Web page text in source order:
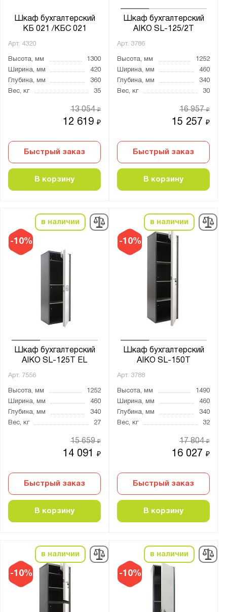
Шкаф бухгалтерский
КБ 021 /КБС 021
Арт. 4320
Высота, мм
1300
Ширина, мм
420
Глубина, мм
360
Вес, кг
35
12 619₽
13 054₽
Быстрый заказ
В корзину
Шкаф бухгалтерский
AIKO SL-125/2Т
Арт. 3786
Высота, мм
1252
Ширина, мм
460
Глубина, мм
340
Вес, кг
30
15 257₽
16 957₽
Быстрый заказ
В корзину
-10%
в наличии
Шкаф бухгалтерский
AIKO SL-125Т EL
Арт. 7556
Высота, мм
1252
Ширина, мм
460
Глубина, мм
340
Вес, кг
27
14 091₽
15 659₽
Быстрый заказ
В корзину
-10%
в наличии
Шкаф бухгалтерский
AIKO SL-150Т
Арт. 3788
Высота, мм
1490
Ширина, мм
460
Глубина, мм
340
Вес, кг
32
16 027₽
17 804₽
Быстрый заказ
В корзину
-10%
в наличии
-10%
в наличии